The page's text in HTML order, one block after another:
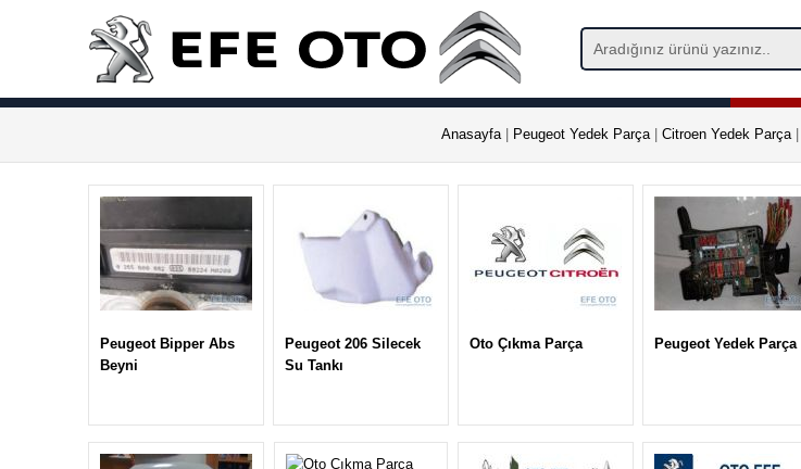
Anasayfa| Peugeot Yedek Parça| Citroen Yedek Parça|
Peugeot Bipper Abs
Beyni
Peugeot 206 Silecek
Su Tankı
Oto Çıkma Parça Peugeot Yedek Parça